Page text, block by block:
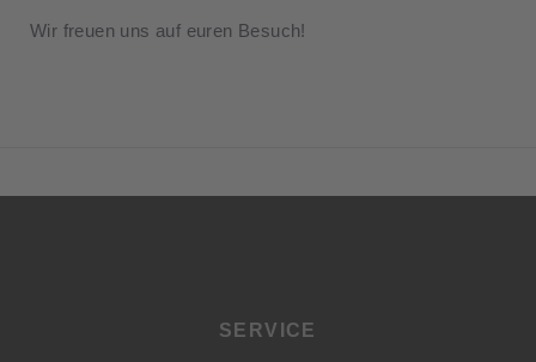
Wir freuen uns auf euren Besuch!
SERVICE